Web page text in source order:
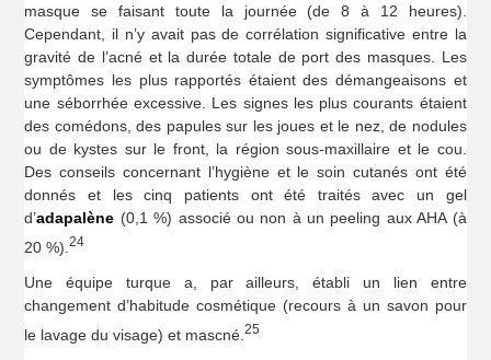
masque se faisant toute la journée (de 8 à 12 heures).
Cependant, il n’y avait pas de corrélation significative entre la
gravité de l’acné et la durée totale de port des masques. Les
symptômes les plus rapportés étaient des démangeaisons et
une séborrhée excessive. Les signes les plus courants étaient
des comédons, des papules sur les joues et le nez, de nodules
ou de kystes sur le front, la région sous-maxillaire et le cou.
Des conseils concernant l’hygiène et le soin cutanés ont été
donnés et les cinq patients ont été traités avec un gel
d’adapalène (0,1 %) associé ou non à un peeling aux AHA (à
20 %).24
Une équipe turque a, par ailleurs, établi un lien entre
changement d’habitude cosmétique (recours à un savon pour
le lavage du visage) et mascné.25